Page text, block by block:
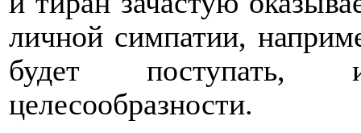
личной симпатии,
будет поступать,
целесообразности.